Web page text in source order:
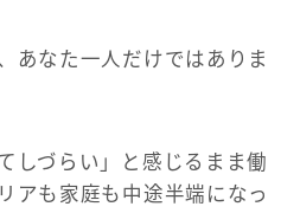
あなた一人だけではありま
しづらい」と感じるまま働
アも家庭も中途半端になっ